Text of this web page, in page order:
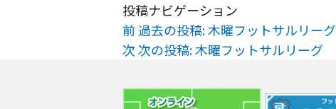
投稿ナビゲーション
前過去の投稿:木曜フットサルリーグ
次次の投稿:木曜フットサルリーグ